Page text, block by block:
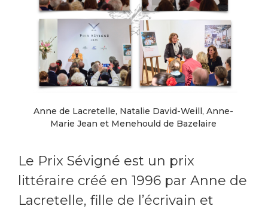
Anne de Lacretelle, Natalie David-Weill, Anne-
Marie Jean et Menehould de Bazelaire
Le Prix Sévigné est un prix
littéraire créé en 1996 par Anne de
Lacretelle, fille de l’écrivain et